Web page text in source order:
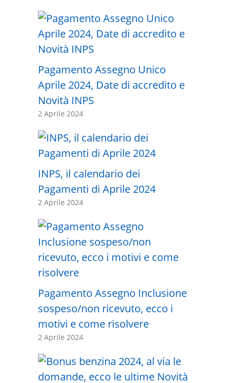
Pagamento Assegno Unico
Aprile 2024, Date di accredito e
Novità INPS
2 Aprile 2024
INPS, il calendario dei
Pagamenti di Aprile 2024
2 Aprile 2024
Pagamento Assegno Inclusione
sospeso/non ricevuto, ecco i
motivi e come risolvere
2 Aprile 2024